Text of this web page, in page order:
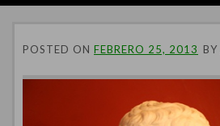
POSTED ON FEBRERO 25, 2013 BY